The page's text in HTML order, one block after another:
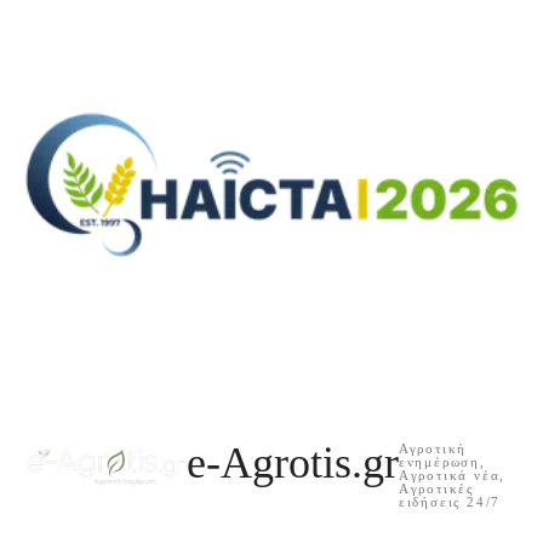
e-Agrotis.grΑγροτική
ενημέρωση,
Aγροτικά νέα,
Aγροτικές
ειδήσεις 24/7